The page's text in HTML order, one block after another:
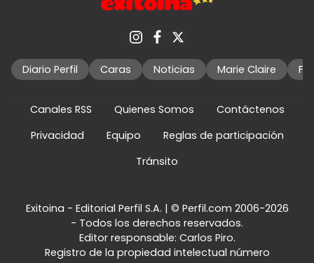
Diario Perfil Caras Noticias Marie Claire
Canales RSS Quienes Somos
Contáctenos
Privacidad
Equipo
Reglas de participación
Tránsito
Exitoina - Editorial Perfil S.A. | © Perfil.com 2006-2026
- Todos los derechos reservados.
Editor responsable: Carlos Piro.
Registro de la propiedad intelectual número